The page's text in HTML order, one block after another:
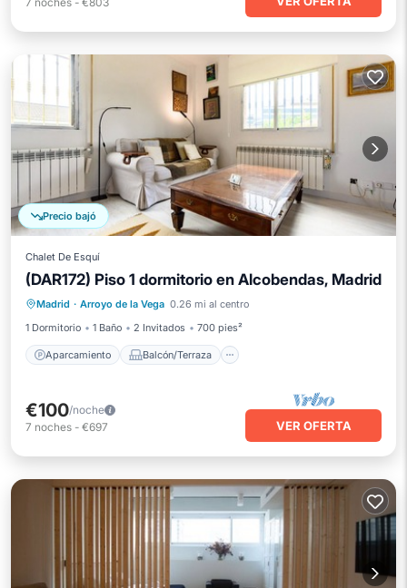
Precio bajó
Chalet De Esquí
(DAR172) Piso 1 dormitorio en Alcobendas, Madrid
Madrid · Arroyo de la Vega 0.26 mi al centro
1 Dormitorio
1 Baño 2 Invitados 700 pies²
Aparcamiento Balcón/Terraza
Aparcamiento
Balcón/Terraza
Cocina
Internet
€100/noche
7 noches - €697 VER OFERTA